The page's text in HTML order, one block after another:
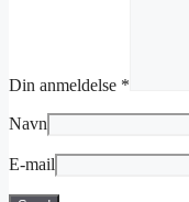
Din anmeldelse *
Navn
E-mail